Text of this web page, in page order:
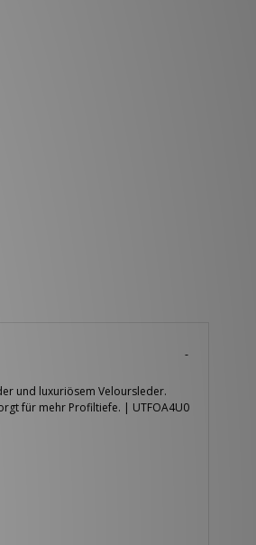
und luxuriösem Veloursleder.
für mehr Profiltiefe. | UTFOA4U0